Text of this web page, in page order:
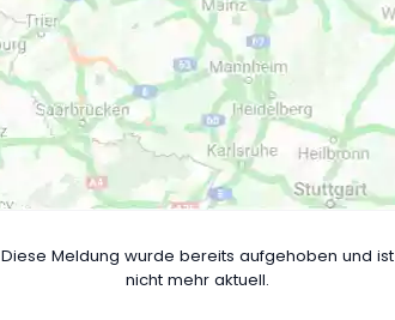
Diese Meldung wurde bereits aufgehoben und ist
nicht mehr aktuell.